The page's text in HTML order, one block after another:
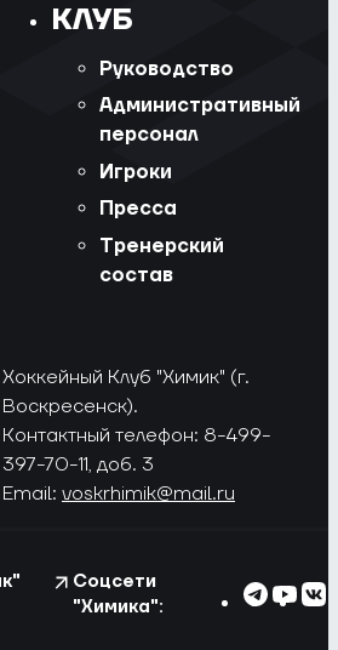
КЛУБ
Руководство
Административный
персонал
Игроки
Пресса
Тренерский
состав
Хоккейный Клуб "Химик" (г.
Воскресенск).
Контактный телефон: 8-499-
397-70-11, доб. 3
Email: voskrhimik@mail.ru
Соцсети
"Химика":